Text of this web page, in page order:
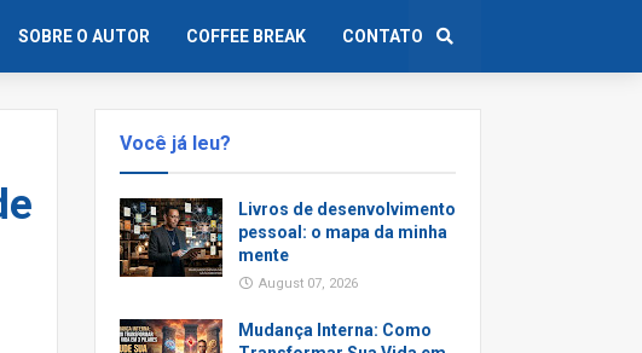
SOBRE O AUTOR COFFEE BREAK CONTATO
Você já leu?
Livros de desenvolvimento
pessoal: o mapa da minha
mente
August 07, 2026
Mudança Interna: Como